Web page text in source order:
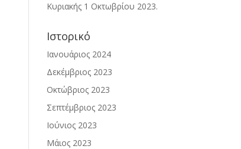
Κυριακής 1 Οκτωβρίου 2023.
Ιστορικό
Ιανουάριος 2024
Δεκέμβριος 2023
Οκτώβριος 2023
Σεπτέμβριος 2023
Ιούνιος 2023
Μάιος 2023